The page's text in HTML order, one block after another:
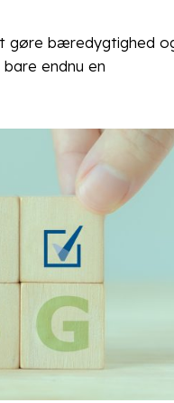
gøre bæredygtighed
endnu en